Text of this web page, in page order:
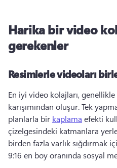
Harika bir video
gerekenler
Resimlerle videoları
En iyi video kolajları,
karışımından oluşur. Tek
planlarla bir kaplama efekti
çizelgesindeki katmanlara
birden fazla varlık sığdırmak
9:16 en boy oranında sosyal